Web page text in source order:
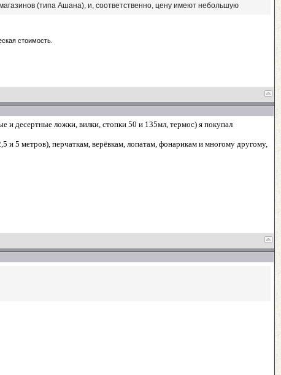
(типа Ашана), и, соответственно, цену имеют небольшую
стоимость.
и десертные ложки, вилки, стопки 50 и 135мл, термос) я покупал
5 метров), перчаткам, верёвкам, лопатам, фонарикам и многому другому,